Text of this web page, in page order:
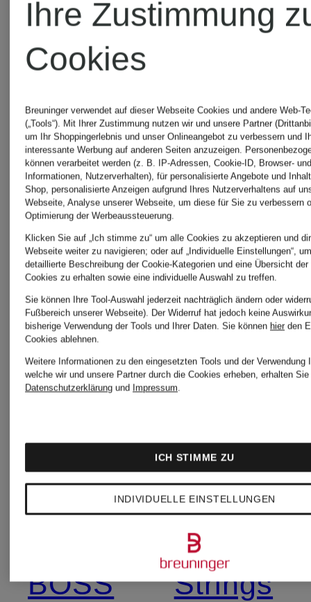
Kategorien
Blaue
BOSS
Pullover
für
BOSS
Badeanzüge
BOSS
BOSS
Damen
BOSS
BHs
BOSS
Strings
Ihre Zustimmung
Cookies
Breuninger verwendet auf dieser Webseite Cookies und andere Web-
(„Tools“). Mit Ihrer Zustimmung nutzen wir und unsere Partner
um Ihr Shoppingerlebnis und unser Onlineangebot zu verbessern und
interessante Werbung auf anderen Seiten anzuzeigen.
können verarbeitet werden (z. B. IP-Adressen, Cookie-ID, Browser-
Informationen, Nutzerverhalten), für personalisierte Angebote und
Shop, personalisierte Anzeigen aufgrund Ihres Nutzerverhaltens auf
Webseite, Analyse unserer Webseite, um diese für Sie zu verbessern
Optimierung der Werbeaussteuerung.
Klicken Sie auf „Ich stimme zu“ um alle Cookies zu akzeptieren und
Webseite weiter zu navigieren; oder auf „Individuelle Einstellungen“,
detaillierte Beschreibung der Cookie-Kategorien und eine Übersicht
Cookies zu erhalten sowie eine individuelle Auswahl zu treffen.
Sie können Ihre Tool-Auswahl jederzeit nachträglich ändern oder
Fußbereich unserer Webseite). Der Widerruf hat jedoch keine
bisherige Verwendung der Tools und Ihrer Daten. Sie können hier den
Cookies ablehnen.
Weitere Informationen zu den eingesetzten Tools und der Verwendung
welche wir und unsere Partner durch die Cookies erheben, erhalten
Datenschutzerklärung und Impressum.
INDIVIDUELLE EINSTELLUNGEN
ICH STIMME ZU